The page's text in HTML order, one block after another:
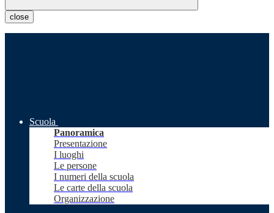
close
Scuola
Panoramica
Presentazione
I luoghi
Le persone
I numeri della scuola
Le carte della scuola
Organizzazione